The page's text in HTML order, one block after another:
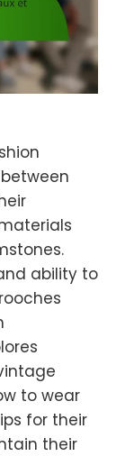
ability to
to wear
for their
their